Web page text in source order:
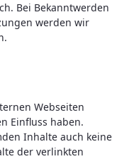
Bei Bekanntwerden
werden wir
Webseiten
Einfluss haben.
Inhalte auch keine
der verlinkten